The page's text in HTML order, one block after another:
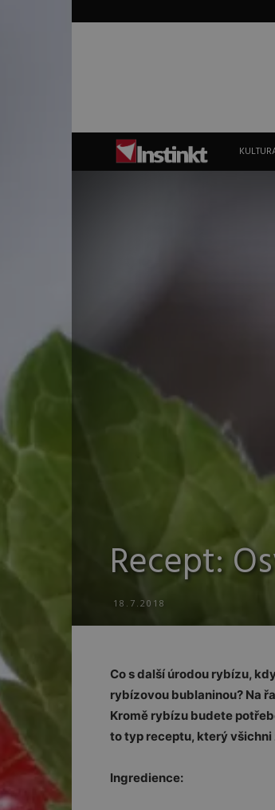
Instinkt
Recept:
18.7.2018
Co s další úrodou rybízu,
rybízovou bublaninou? Na
Kromě rybízu budete
to typ receptu, který všichni
Ingredience: